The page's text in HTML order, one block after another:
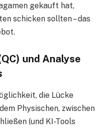
gekauft hat,
schicken sollten – das
und Analyse
die Lücke
Physischen, zwischen
(und KI-Tools